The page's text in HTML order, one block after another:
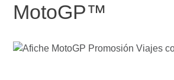
MotoGP™